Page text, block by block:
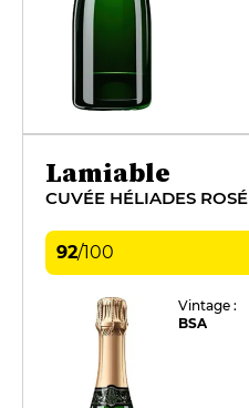
Lamiable
CUVÉE HÉLIADES ROSÉ
92/100
Vintage :
BSA